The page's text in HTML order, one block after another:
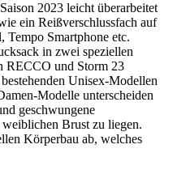
2023 leicht überarbeitet
ein Reißverschlussfach auf
Smartphone etc.
in zwei speziellen
RECCO und Storm 23
Unisex-Modellen
Modelle unterscheiden
geschwungene
Brust zu liegen.
Körperbau ab, welches